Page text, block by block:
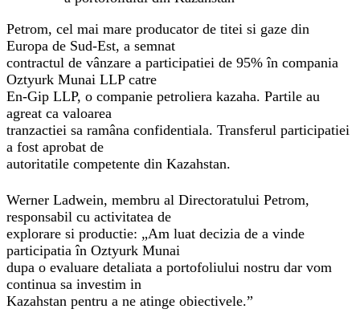
Petrom, cel mai mare producator de titei si gaze din
Europa de Sud-Est, a semnat
contractul de vânzare a participatiei de 95% în compania
Oztyurk Munai LLP catre
En-Gip LLP, o companie petroliera kazaha. Partile au
agreat ca valoarea
tranzactiei sa ramâna confidentiala. Transferul participatiei
a fost aprobat de
autoritatile competente din Kazahstan.
Werner Ladwein, membru al Directoratului Petrom,
responsabil cu activitatea de
explorare si productie: „Am luat decizia de a vinde
participatia în Oztyurk Munai
dupa o evaluare detaliata a portofoliului nostru dar vom
continua sa investim in
Kazahstan pentru a ne atinge obiectivele.”